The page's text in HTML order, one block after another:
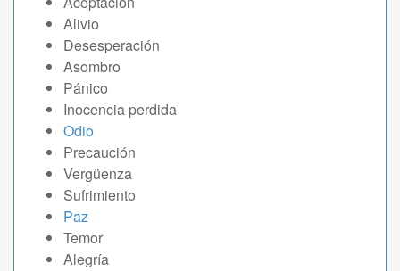
Alivio
Desesperación
Asombro
Pánico
Inocencia perdida
Odio
Precaución
Vergüenza
Sufrimiento
Paz
Temor
Alegría